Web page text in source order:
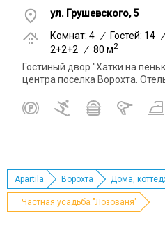
ул. Грушевского, 5
Комнат: 4 / Гостей: 14 /
2+2+2
/ 80 м2
Гостиный двор "Хатки на
центра поселка Ворохта.
Apartila Ворохта Дома,
Частная усадьба "Лозованя"